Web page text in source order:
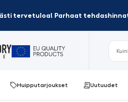
tervetuloa! Parhaat
Huipputarjoukset Uutuudet